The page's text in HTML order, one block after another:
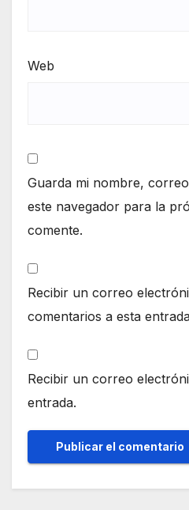
Web
Guarda mi nombre,
este navegador para la
comente.
Recibir un correo
comentarios a esta
Recibir un correo
entrada.